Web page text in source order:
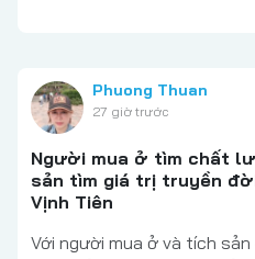
Phuong Thuan
27 giờ trước
Người mua ở tìm chất
sản tìm giá trị truyền
Vịnh Tiên
Với người mua ở và tích